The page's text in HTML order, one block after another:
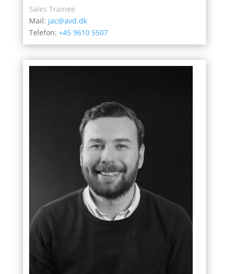
Sales Trainee
Mail: jac@avd.dk
Telefon: +45 9610 5507